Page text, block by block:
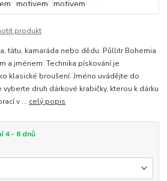
produkt
tátu, kamaráda nebo dědu. Půllitr Bohemia
a jménem. Technika pískování je
klasické broušení. Jméno uvádějte do
druh dárkové krabičky, kterou k dárku
v ... celý popis
4 - 6 dnů